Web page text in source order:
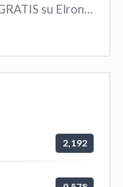
Come ottenere MEX Token GRATIS su Elrond ?
2,192